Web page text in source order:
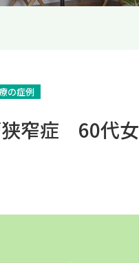
の症例
狭窄症 60代女